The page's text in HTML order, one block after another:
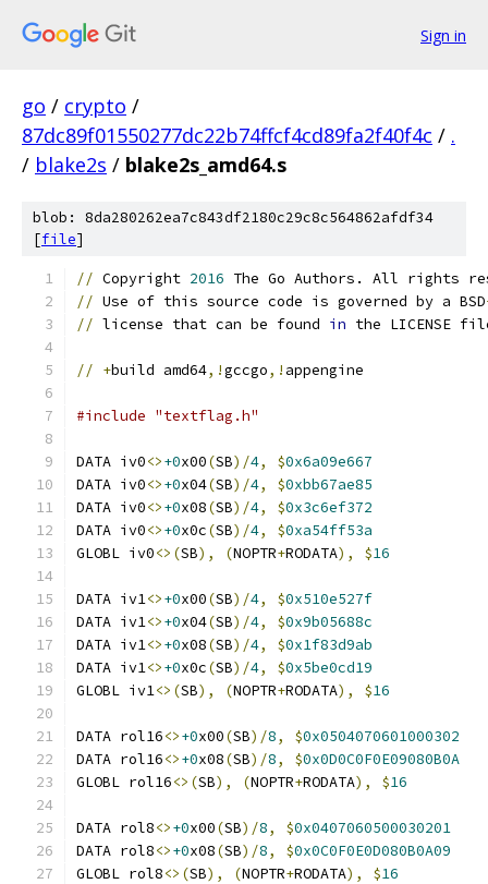
Sign in
go / crypto /
87dc89f01550277dc22b74ffcf4cd89fa2f40f4c / .
/ blake2s / blake2s_amd64.s
blob: 8da280262ea7c843df2180c29c8c564862afdf34
[file]
// Copyright 2016 The Go Authors. All rights
// Use of this source code is governed by a BSD
// license that can be found in the LICENSE
// +build amd64,!gccgo,! appengine
#include "textflag.h"
DATA iv0<>+0x00(SB)/4, $0x6a09e667
DATA iv0<>+0x04(SB)/4, $0xbb67ae85
DATA iv0<>+0x08(SB)/4, $0x3c6ef372
DATA iv0<>+0x0c(SB)/4, $0xa54ff53a
GLOBL iv0<>(SB), (NOPTR+RODATA), $16
DATA iv1<>+0x00(SB)/4, $0x510e527f
DATA iv1<>+0x04(SB)/4, $0x9b05688c
DATA iv1<>+0x08(SB)/4, $0x1f83d9ab
DATA iv1<>+0x0c(SB)/4, $0x5be0cd19
GLOBL iv1<>(SB), (NOPTR+RODATA), $16
DATA rol16<>+0x00(SB)/8, $0x0504070601000302
DATA rol16<>+0x08(SB)/8, $0x0D0C0F0E09080B0A
GLOBL rol16<>(SB), (NOPTR+RODATA), $16
DATA rol8<>+0x00(SB)/8, $0x0407060500030201
DATA rol8<>+0x08(SB)/8, $0x0C0F0E0D080B0A09
GLOBL rol8<>(SB), (NOPTR+RODATA), $16